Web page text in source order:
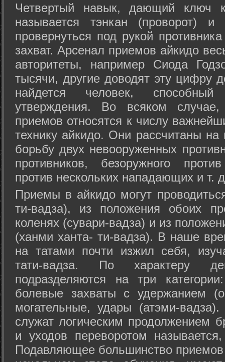
Четвертый навык, дающий ключ
называется тэнкан (проворот)
провернуться под рукой
захват. Арсенал приемов айкидо
авторитеты, например Сиода
тысячи, другие доводят эту цифру
найдется человек,
утверждения. Во всяком
приемов относятся к числу
технику айкидо. Они рассчитаны
борьбу двух невооруженных
противников, безоружного
против нескольких нападающих и т.
Приемы в айкидо могут
ти-вадза), из положения обоих
коленях (сувари-вадза) и из
(ханми ханта- ти-вадза). В наше
на татами почти изжил себя,
тати-вадза. По характеру
подразделяются на три
болевые захваты с удержанием
могательные, удары (атэми-
служат логическим продолжением
и уходов переворотом
Подавляющее большинство